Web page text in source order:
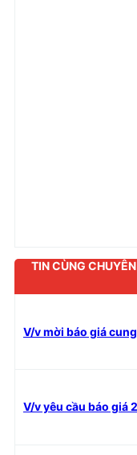
TIN CÙNG
V/v mời báo giá
V/v yêu cầu báo giá